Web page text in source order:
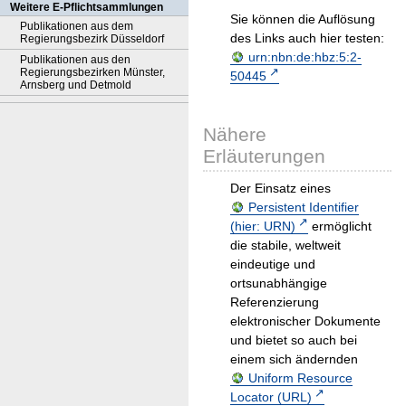
Weitere E-Pflichtsammlungen
Publikationen aus dem
Regierungsbezirk Düsseldorf
Publikationen aus den
Regierungsbezirken Münster,
Arnsberg und Detmold
Sie können die Auflösung
des Links auch hier testen:
urn:nbn:de:hbz:5:2-
50445
Nähere
Erläuterungen
Der Einsatz eines
Persistent Identifier
(hier: URN)
ermöglicht
die stabile, weltweit
eindeutige und
ortsunabhängige
Referenzierung
elektronischer Dokumente
und bietet so auch bei
einem sich ändernden
Uniform Resource
Locator (URL)